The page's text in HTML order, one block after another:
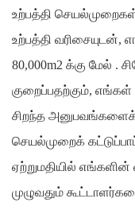
உற்பத்தி செயல்முறைகள்
உற்பத்தி
80,000m2 க்கு மேல்
குறைப்பதற்கும், எங்கள்
சிறந்த
செயல்முறைக்
ஏற்றுமதியில்
முழுவதும்